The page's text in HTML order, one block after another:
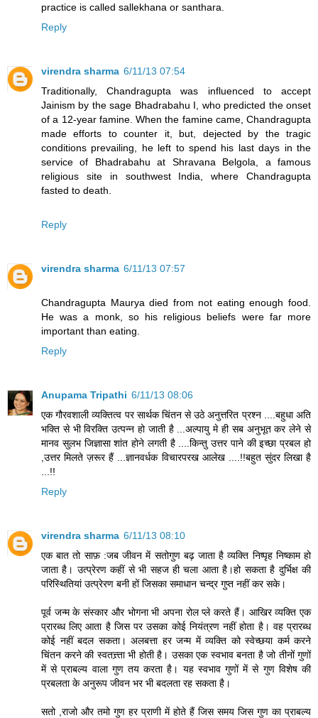
practice is called sallekhana or santhara.
Reply
virendra sharma 6/11/13 07:54
Traditionally, Chandragupta was influenced to accept
Jainism by the sage Bhadrabahu I, who predicted the onset
of a 12-year famine. When the famine came, Chandragupta
made efforts to counter it, but, dejected by the tragic
conditions prevailing, he left to spend his last days in the
service of Bhadrabahu at Shravana Belgola, a famous
religious site in southwest India, where Chandragupta
fasted to death.
Reply
virendra sharma 6/11/13 07:57
Chandragupta Maurya died from not eating enough food.
He was a monk, so his religious beliefs were far more
important than eating.
Reply
Anupama Tripathi 6/11/13 08:06
एक गौरवशाली व्यक्तित्व पर सार्थक चिंतन से उठे अनुत्तरित प्रश्न ....बहुधा अति
भक्ति से भी विरक्ति उत्पन्न हो जाती है ...अल्पायु मे ही सब अनुभूत कर लेने से
मानव सुलभ जिज्ञासा शांत होने लगती है ....किन्तु उत्तर पाने की इच्छा प्रबल हो
,उत्तर मिलते ज़रूर हैं ...ज्ञानवर्धक विचारपरख आलेख ....!!बहुत सुंदर लिखा है
...!!
Reply
virendra sharma 6/11/13 08:10
एक बात तो साफ़ :जब जीवन में सतोगुण बढ़ जाता है व्यक्ति निष्पृह निष्काम हो
जाता है। उत्प्रेरण कहीं से भी सहज ही चला आता है।हो सकता है दुर्भिक्ष की
परिस्थितियां उत्प्रेरण बनी हों जिसका समाधान चन्द्र गुप्त नहीं कर सके।
पूर्व जन्म के संस्कार और भोगना भी अपना रोल प्ले करते हैं। आखिर व्यक्ति एक
प्रारब्ध लिए आता है जिस पर उसका कोई नियंत्रण नहीं होता है। वह प्रारब्ध
कोई नहीं बदल सकता। अलबत्ता हर जन्म में व्यक्ति को स्वेच्छया कर्म करने
चिंतन करने की स्वतत्त्र्ता भी होती है। उसका एक स्वभाव बनता है जो तीनों गुणों
में से प्राबल्य वाला गुण तय करता है। यह स्वभाव गुणों में से गुण विशेष की
प्रबलता के अनुरूप जीवन भर भी बदलता रह सकता है।
सतो ,राजो और तमो गुण हर प्राणी में होते हैं जिस समय जिस गुण का प्राबल्य